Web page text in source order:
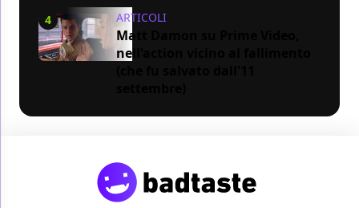
4 ARTICOLI
Matt Damon su Prime Video,
nell'action vicino al fallimento